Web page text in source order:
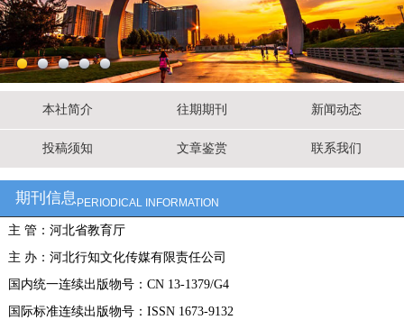
本社简介 往期期刊 新闻动态
投稿须知 文章鉴赏 联系我们
期刊信息 PERIODICAL INFORMATION
主 管：河北省教育厅
主 办：河北行知文化传媒有限责任公司
国内统一连续出版物号：CN 13-1379/G4
国际标准连续出版物号：ISSN 1673-9132